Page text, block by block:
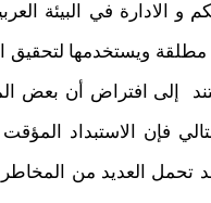
الادارة في البيئة
ويستخدمها لتحقيق
إلى افتراض أن بعض
فإن الاستبداد
تحمل العديد من